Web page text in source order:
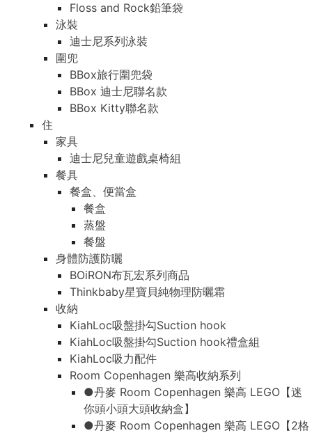
Floss and Rock鉛筆袋
泳裝
迪士尼系列泳裝
圍兜
BBox旅行圍兜袋
BBox 迪士尼聯名款
BBox Kitty聯名款
住
家具
迪士尼兒童遊戲桌椅組
餐具
餐盒、便當盒
餐盒
蒸盤
餐盤
身體防護防曬
BOiRON布瓦宏系列商品
Thinkbaby星寶貝純物理防曬霜
收納
KiahLoc吸盤掛勾Suction hook
KiahLoc吸盤掛勾Suction hook禮盒組
KiahLoc吸力配件
Room Copenhagen 樂高收納系列
●丹麥 Room Copenhagen 樂高 LEGO【迷
你頭小頭大頭收納盒】
●丹麥 Room Copenhagen 樂高 LEGO【2格